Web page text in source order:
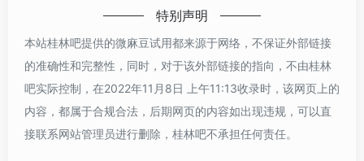
特别声明
本站桂林吧提供的微麻豆试用都来源于网络，不保证外部链接
的准确性和完整性，同时，对于该外部链接的指向，不由桂林
吧实际控制，在2022年11月8日 上午11:13收录时，该网页上的
内容，都属于合规合法，后期网页的内容如出现违规，可以直
接联系网站管理员进行删除，桂林吧不承担任何责任。